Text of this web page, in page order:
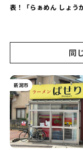
表！「らぁめん しょう
同
新潟市